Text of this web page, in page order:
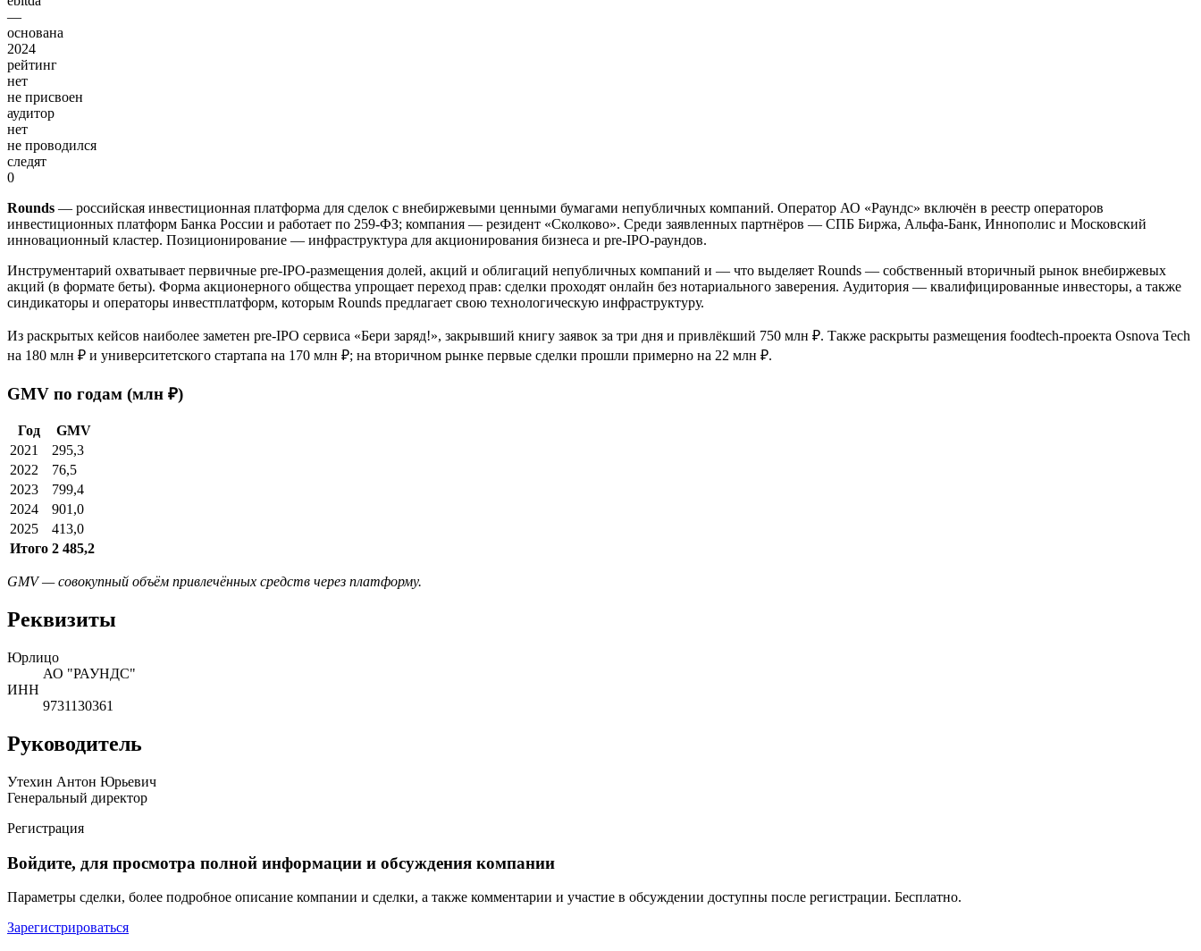
—
основана
2024
рейтинг
нет
не присвоен
аудитор
нет
не проводился
следят
0
Rounds — российская инвестиционная платформа для сделок с внебиржевыми ценными бумагами непубличных компаний. Оператор АО «Раундс» включён в реестр операторов
инвестиционных платформ Банка России и работает по 259-ФЗ; компания — резидент «Сколково». Среди заявленных партнёров — СПБ Биржа, Альфа-Банк, Иннополис и Московский
инновационный кластер. Позиционирование — инфраструктура для акционирования бизнеса и pre-IPO-раундов.
Инструментарий охватывает первичные pre-IPO-размещения долей, акций и облигаций непубличных компаний и — что выделяет Rounds — собственный вторичный рынок внебиржевых
акций (в формате беты). Форма акционерного общества упрощает переход прав: сделки проходят онлайн без нотариального заверения. Аудитория — квалифицированные инвесторы, а также
синдикаторы и операторы инвестплатформ, которым Rounds предлагает свою технологическую инфраструктуру.
Из раскрытых кейсов наиболее заметен pre-IPO сервиса «Бери заряд!», закрывший книгу заявок за три дня и привлёкший 750 млн ₽. Также раскрыты размещения foodtech-проекта Osnova Tech
на 180 млн ₽ и университетского стартапа на 170 млн ₽; на вторичном рынке первые сделки прошли примерно на 22 млн ₽.
GMV по годам (млн ₽)
Год
GMV
2021
295,3
2022
76,5
2023
799,4
2024
901,0
2025
413,0
Итого 2 485,2
GMV — совокупный объём привлечённых средств через платформу.
Реквизиты
Юрлицо
АО "РАУНДС"
ИНН
9731130361
Руководитель
Утехин Антон Юрьевич
Генеральный директор
Регистрация
Войдите, для просмотра полной информации и обсуждения компании
Параметры сделки, более подробное описание компании и сделки, а также комментарии и участие в обсуждении доступны после регистрации. Бесплатно.
Зарегистрироваться